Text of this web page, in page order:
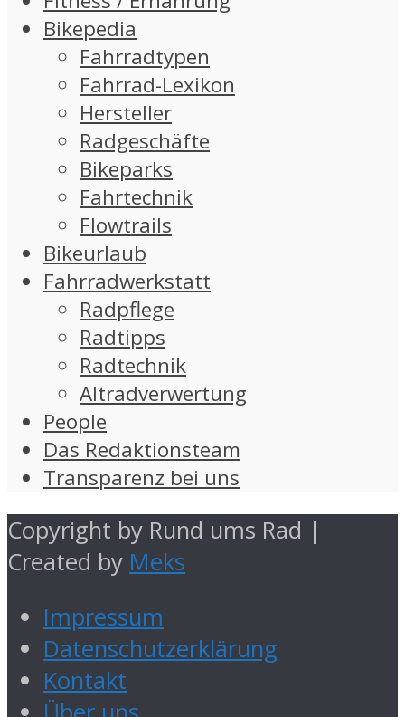
Bikepedia
Fahrradtypen
Fahrrad-Lexikon
Hersteller
Radgeschäfte
Bikeparks
Fahrtechnik
Flowtrails
Bikeurlaub
Fahrradwerkstatt
Radpflege
Radtipps
Radtechnik
Altradverwertung
People
Das Redaktionsteam
Transparenz bei uns
Copyright by Rund ums Rad |
Created by Meks
Impressum
Datenschutzerklärung
Kontakt